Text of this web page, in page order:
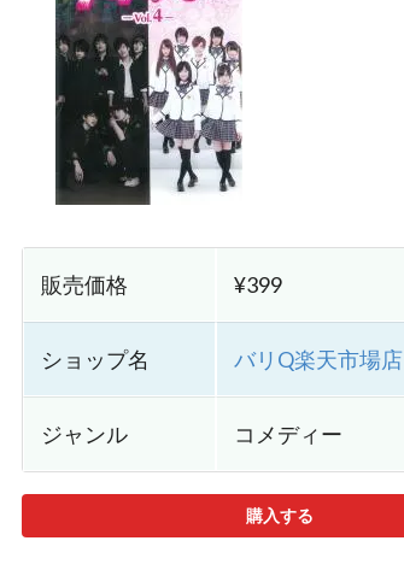
販売価格 ¥399
ショップ名 バリQ楽天市場店
ジャンル コメディー
購入する